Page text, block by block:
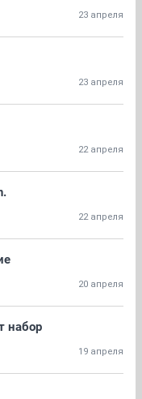
23 апреля
23 апреля
22 апреля
22 апреля
20 апреля
набор
19 апреля